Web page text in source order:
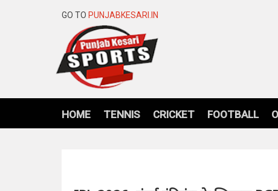
GO TO PUNJABKESARI.IN
HOME TENNIS CRICKET FOOTBALL